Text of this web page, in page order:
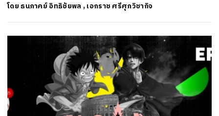
โดย ธนภาคย์ อิทธิชัยพล ,เอกราช ศรีศุภวิชากิจ